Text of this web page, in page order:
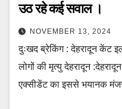
उठ रहे कई सवाल ।
NOVEMBER 13, 2024
दुःखद ब्रेकिंग : देहरादून केंट
लोगों की मृत्यु देहरादून
एक्सीडेंट का इससे भयानक